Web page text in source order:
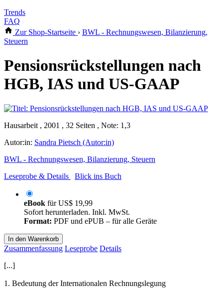
Trends
FAQ
Zur Shop-Startseite › BWL - Rechnungswesen, Bilanzierung,
Steuern
Pensionsrückstellungen nach
HGB, IAS und US-GAAP
Hausarbeit , 2001 , 32 Seiten , Note: 1,3
Autor:in: Sandra Pietsch (Autor:in)
BWL - Rechnungswesen, Bilanzierung, Steuern
Leseprobe & Details
Blick ins Buch
eBook fürUS$ 19,99
Sofort herunterladen. Inkl. MwSt.
Format: PDF und ePUB – für alle Geräte
In den Warenkorb
Zusammenfassung Leseprobe Details
[...]
1. Bedeutung der Internationalen Rechnungslegung